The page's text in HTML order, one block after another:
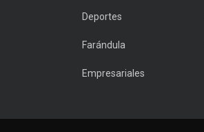
Deportes
Farándula
Empresariales